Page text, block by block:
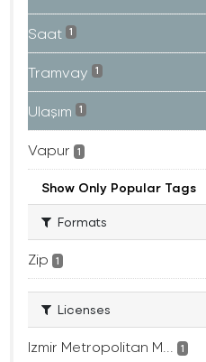
Saat 1
Tramvay 1
Ulaşım 1
Vapur 1
Show Only Popular Tags
Formats
Zip 1
Licenses
Izmir Metropolitan M... 1